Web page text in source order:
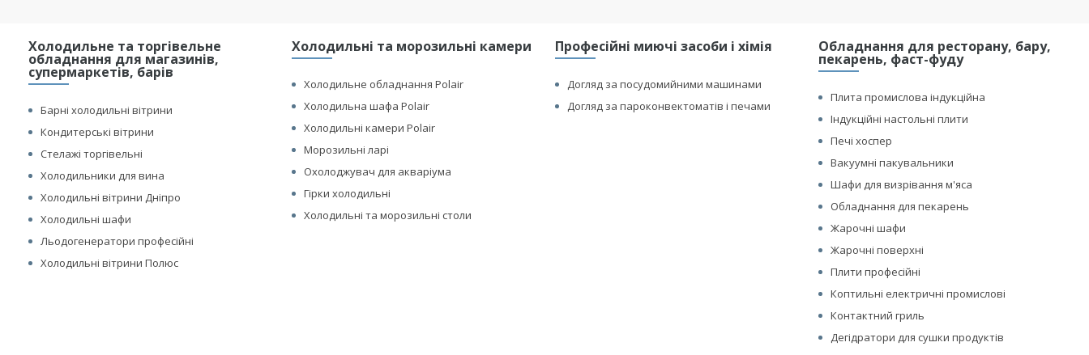
Холодильне та торгівельне
обладнання для магазинів,
супермаркетів, барів
Барні холодильні вітрини
Кондитерські вітрини
Стелажі торгівельні
Холодильники для вина
Холодильні вітрини Дніпро
Холодильні шафи
Льодогенератори професійні
Холодильні вітрини Полюс
Холодильні та морозильні камери
Холодильне обладнання Polair
Холодильна шафа Polair
Холодильні камери Polair
Морозильні ларі
Охолоджувач для акваріума
Гірки холодильні
Холодильні та морозильні столи
Професійні миючі засоби і хімія
Догляд за посудомийними машинами
Догляд за пароконвектоматів і печами
Обладнання для ресторану, бару,
пекарень, фаст-фуду
Плита промислова індукційна
Індукційні настольні плити
Печі хоспер
Вакуумні пакувальники
Шафи для визрівання м'яса
Обладнання для пекарень
Жарочні шафи
Жарочні поверхні
Плити професійні
Коптильні електричні промислові
Контактний гриль
Дегідратори для сушки продуктів